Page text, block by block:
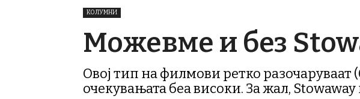
КОЛУМНИ
Можевме и без
Овој тип на филмови ретко
очекувањата беа високи. За жал,